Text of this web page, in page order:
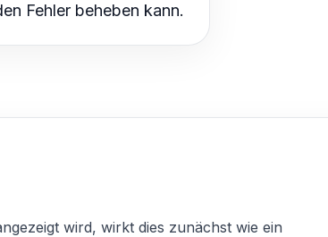
Fehler beheben kann.
wird, wirkt dies zunächst wie ein